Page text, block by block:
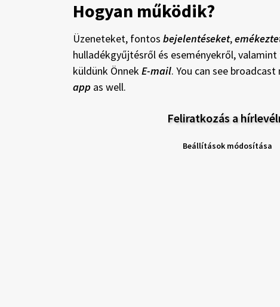
Hogyan működik?
Üzeneteket, fontos bejelentéseket,
hulladékgyűjtésről és eseményekről,
küldünk ÖnnekE-mail. You can see broadcast
app as well.
Feliratkozás a
Beállítások módosítása